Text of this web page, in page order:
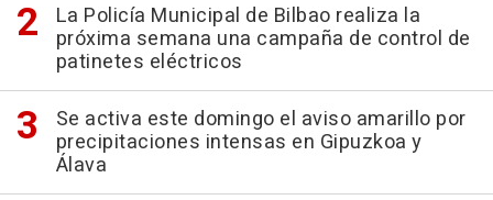
La Policía Municipal de Bilbao realiza la
próxima semana una campaña de control de
patinetes eléctricos
Se activa este domingo el aviso amarillo por
precipitaciones intensas en Gipuzkoa y
Álava